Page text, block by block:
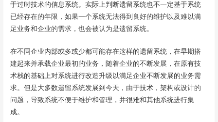
于过时技术的信息系统。实际上判断遗留系统也不一定基于系统
已经存在的年限，如果一个系统无法得到良好的维护以及难以满
足业务和企业的需求，也会被认为是遗留系统。
在不同企业内部或多或少都可能存在这样的遗留系统，在早期搭
建起来并承载企业最初的业务，随着企业的不断发展，在原有技
术栈的基础上对系统进行改造升级以满足企业不断发展的业务需
求。但是大多数遗留系统发展到今天，由于技术，架构或设计的
问题，导致系统不便于维护和管理，并很难和其他系统进行集
成。